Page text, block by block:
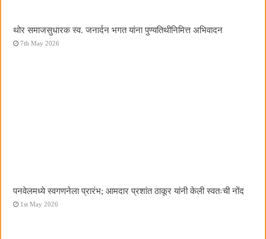
थोर समाजसुधारक स्व. जनार्दन भगत यांना पुण्यतिथीनिमित्त अभिवादन
7th May 2026
पनवेलमध्ये स्वगणनेला प्रारंभ; आमदार प्रशांत ठाकूर यांनी केली स्वतःची नोंद
1st May 2026